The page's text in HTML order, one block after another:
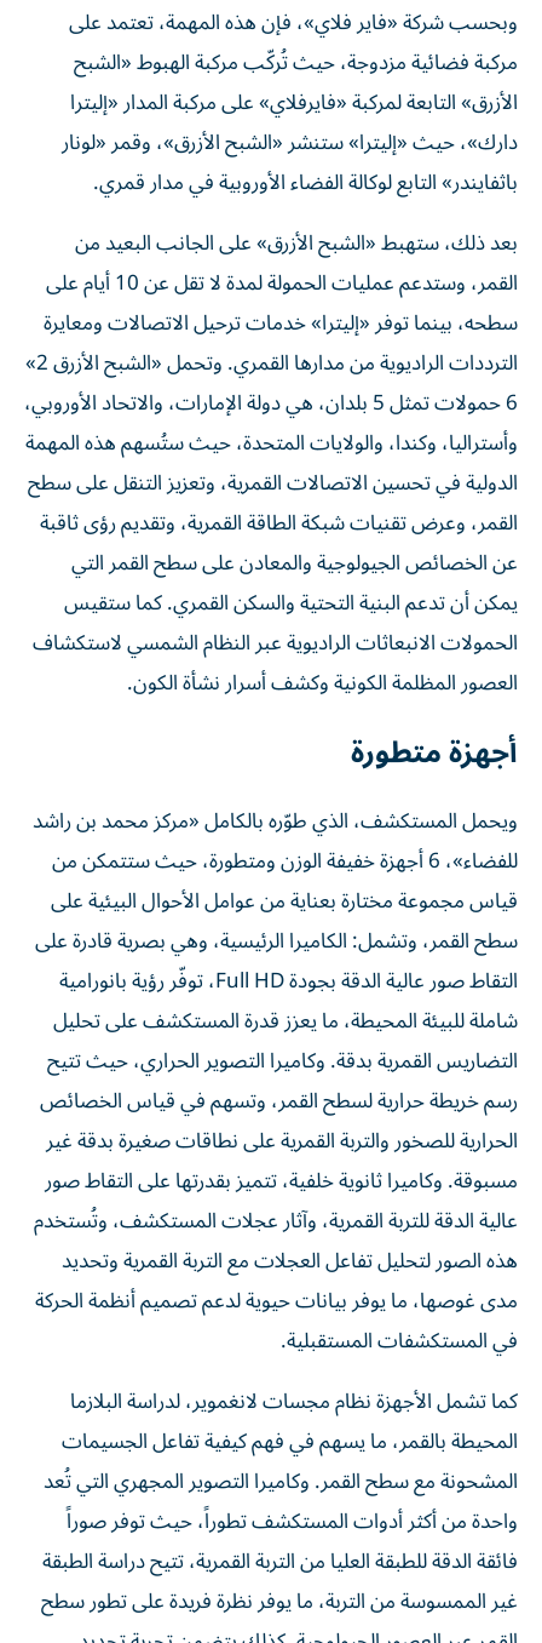
وبحسب شركة «فاير فلاي»، فإن هذه المهمة، تعتمد على
مركبة فضائية مزدوجة، حيث تُركّب مركبة الهبوط «الشبح
الأزرق» التابعة لمركبة «فايرفلاي» على مركبة المدار «إليترا
دارك»، حيث «إليترا» ستنشر «الشبح الأزرق»، وقمر «لونار
باثفايندر» التابع لوكالة الفضاء الأوروبية في مدار قمري.
بعد ذلك، ستهبط «الشبح الأزرق» على الجانب البعيد من
القمر، وستدعم عمليات الحمولة لمدة لا تقل عن 10 أيام على
سطحه، بينما توفر «إليترا» خدمات ترحيل الاتصالات ومعايرة
الترددات الراديوية من مدارها القمري. وتحمل «الشبح الأزرق 2»
6 حمولات تمثل 5 بلدان، هي دولة الإمارات، والاتحاد الأوروبي،
وأستراليا، وكندا، والولايات المتحدة، حيث ستُسهم هذه المهمة
الدولية في تحسين الاتصالات القمرية، وتعزيز التنقل على سطح
القمر، وعرض تقنيات شبكة الطاقة القمرية، وتقديم رؤى ثاقبة
عن الخصائص الجيولوجية والمعادن على سطح القمر التي
يمكن أن تدعم البنية التحتية والسكن القمري. كما ستقيس
الحمولات الانبعاثات الراديوية عبر النظام الشمسي لاستكشاف
العصور المظلمة الكونية وكشف أسرار نشأة الكون.
أجهزة متطورة
ويحمل المستكشف، الذي طوّره بالكامل «مركز محمد بن راشد
للفضاء»، 6 أجهزة خفيفة الوزن ومتطورة، حيث ستتمكن من
قياس مجموعة مختارة بعناية من عوامل الأحوال البيئية على
سطح القمر، وتشمل: الكاميرا الرئيسية، وهي بصرية قادرة على
التقاط صور عالية الدقة بجودة Full HD، توفّر رؤية بانورامية
شاملة للبيئة المحيطة، ما يعزز قدرة المستكشف على تحليل
التضاريس القمرية بدقة. وكاميرا التصوير الحراري، حيث تتيح
رسم خريطة حرارية لسطح القمر، وتسهم في قياس الخصائص
الحرارية للصخور والتربة القمرية على نطاقات صغيرة بدقة غير
مسبوقة. وكاميرا ثانوية خلفية، تتميز بقدرتها على التقاط صور
عالية الدقة للتربة القمرية، وآثار عجلات المستكشف، وتُستخدم
هذه الصور لتحليل تفاعل العجلات مع التربة القمرية وتحديد
مدى غوصها، ما يوفر بيانات حيوية لدعم تصميم أنظمة الحركة
في المستكشفات المستقبلية.
كما تشمل الأجهزة نظام مجسات لانغموير، لدراسة البلازما
المحيطة بالقمر، ما يسهم في فهم كيفية تفاعل الجسيمات
المشحونة مع سطح القمر. وكاميرا التصوير المجهري التي تُعد
واحدة من أكثر أدوات المستكشف تطوراً، حيث توفر صوراً
فائقة الدقة للطبقة العليا من التربة القمرية، تتيح دراسة الطبقة
غير الممسوسة من التربة، ما يوفر نظرة فريدة على تطور سطح